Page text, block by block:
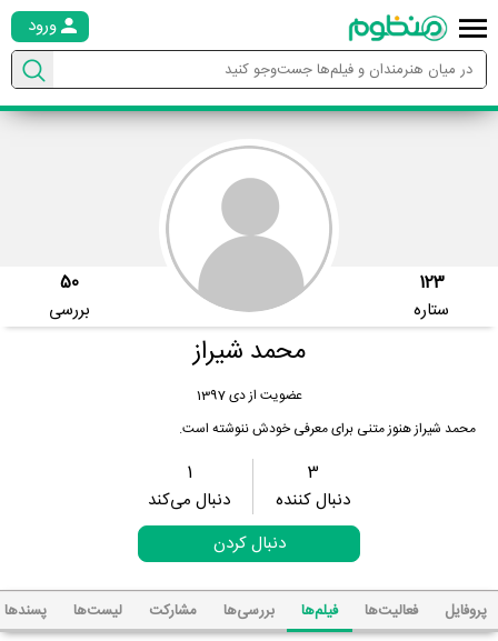
ورود
123
ستاره
50
بررسی
محمد شیراز
عضویت از دی 1397
محمد شیراز هنوز متنی برای معرفی خودش ننوشته است.
3
دنبال کننده
1
دنبال می‌کند
دنبال کردن
پروفایل فعالیت‌ها فیلم‌ها بررسی‌ها مشارکت لیست‌ها پسند‌ها